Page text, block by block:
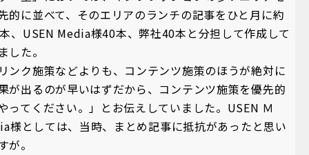
的に並べて、そのエリアのランチの記事をひと月に約
、USEN Media様40本、弊社40本と分担して作成して
した。
ンク施策などよりも、コンテンツ施策のほうが絶対に
が出るのが早いはずだから、コンテンツ施策を優先的
ってください。」とお伝えしていました。USEN Ｍ
様としては、当時、まとめ記事に抵抗があったと思い
が。